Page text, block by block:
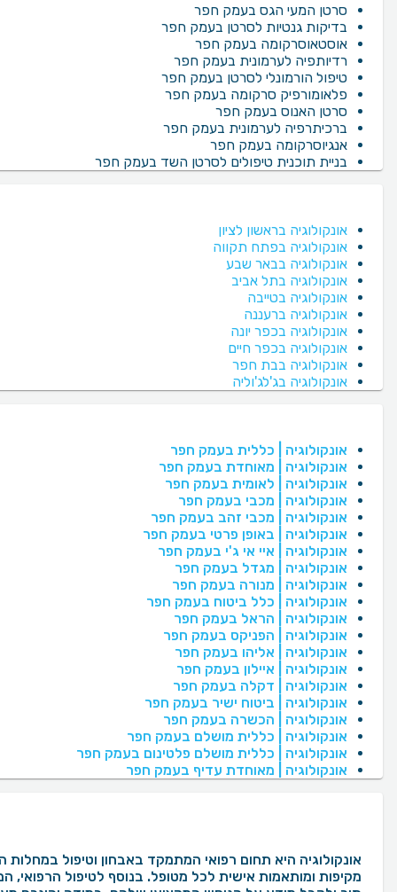
סרטן המעי הגס בעמק חפר
בדיקות גנטיות לסרטן בעמק חפר
אוסטאוסרקומה בעמק חפר
רדיותפיה לערמונית בעמק חפר
טיפול הורמונלי לסרטן בעמק חפר
פלאומורפיק סרקומה בעמק חפר
סרטן האנוס בעמק חפר
ברכיתרפיה לערמונית בעמק חפר
אנגיוסרקומה בעמק חפר
בניית תוכנית טיפולים לסרטן השד בעמק חפר
אונקולוגיה בראשון לציון
אונקולוגיה בפתח תקווה
אונקולוגיה בבאר שבע
אונקולוגיה בתל אביב
אונקולוגיה בטייבה
אונקולוגיה ברעננה
אונקולוגיה בכפר יונה
אונקולוגיה בכפר חיים
אונקולוגיה בבת חפר
אונקולוגיה בג'לג'וליה
אונקולוגיה | כללית בעמק חפר
אונקולוגיה | מאוחדת בעמק חפר
אונקולוגיה | לאומית בעמק חפר
אונקולוגיה | מכבי בעמק חפר
אונקולוגיה | מכבי זהב בעמק חפר
אונקולוגיה | באופן פרטי בעמק חפר
אונקולוגיה | איי אי ג'י בעמק חפר
אונקולוגיה | מגדל בעמק חפר
אונקולוגיה | מנורה בעמק חפר
אונקולוגיה | כלל ביטוח בעמק חפר
אונקולוגיה | הראל בעמק חפר
אונקולוגיה | הפניקס בעמק חפר
אונקולוגיה | אליהו בעמק חפר
אונקולוגיה | איילון בעמק חפר
אונקולוגיה | דקלה בעמק חפר
אונקולוגיה | ביטוח ישיר בעמק חפר
אונקולוגיה | הכשרה בעמק חפר
אונקולוגיה | כללית מושלם בעמק חפר
אונקולוגיה | כללית מושלם פלטינום בעמק חפר
אונקולוגיה | מאוחדת עדיף בעמק חפר
אונקולוגיה היא תחום רפואי המתמקד באבחון וטיפול במחלות